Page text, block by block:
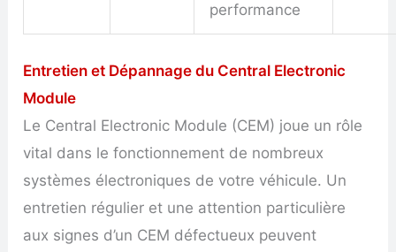
performance
Entretien et Dépannage du Central Electronic
Module
Le Central Electronic Module (CEM) joue un rôle
vital dans le fonctionnement de nombreux
systèmes électroniques de votre véhicule. Un
entretien régulier et une attention particulière
aux signes d’un CEM défectueux peuvent